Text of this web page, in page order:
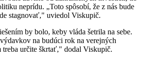
neprídu. „Toto spôsobí, že z nás bude
stagnovať," uviedol Viskupič.
by bolo, keby vláda šetrila na sebe.
na budúci rok na verejných
treba určite škrtať," dodal Viskupič.